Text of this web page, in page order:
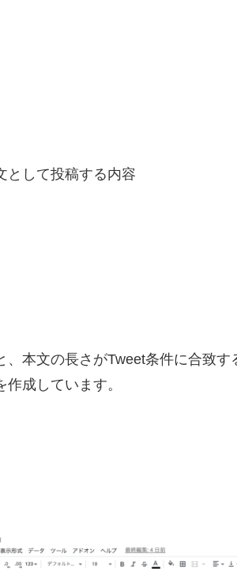
として投稿する内容
、本文の長さがTweet条件に合致
成しています。